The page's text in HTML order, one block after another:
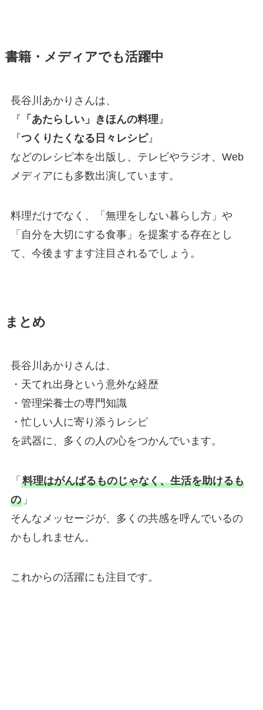
書籍・メディアでも活躍中
長谷川あかりさんは、
『 「あたらしい」きほんの料理』
『つくりたくなる日々レシピ』
などのレシピ本を出版し、テレビやラジオ、Web
メディアにも多数出演しています。
料理だけでなく、「無理をしない暮らし方」や
「自分を大切にする食事」を提案する存在とし
て、今後ますます注目されるでしょう。
まとめ
長谷川あかりさんは、
・天てれ出身という意外な経歴
・管理栄養士の専門知識
・忙しい人に寄り添うレシピ
を武器に、多くの人の心をつかんでいます。
「 料理はがんばるものじゃなく、生活を助けるも
の」
そんなメッセージが、多くの共感を呼んでいるの
かもしれません。
これからの活躍にも注目です。